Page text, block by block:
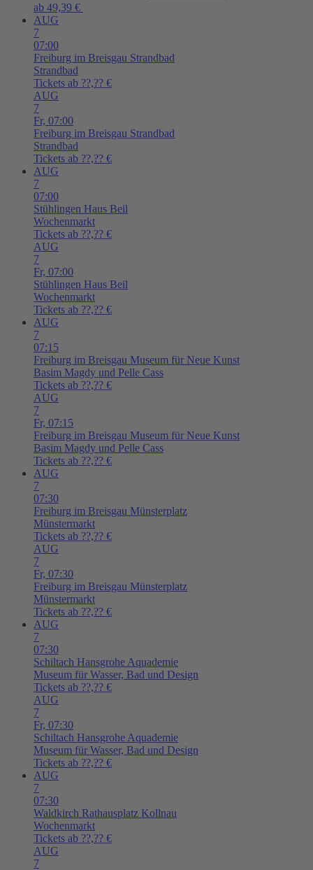
ab 49,39 €
AUG
7
07:00
Freiburg im Breisgau Strandbad
Strandbad
Tickets ab ??,?? €
AUG
7
Fr, 07:00
Freiburg im Breisgau Strandbad
Strandbad
Tickets ab ??,?? €
AUG
7
07:00
Stühlingen Haus Beil
Wochenmarkt
Tickets ab ??,?? €
AUG
7
Fr, 07:00
Stühlingen Haus Beil
Wochenmarkt
Tickets ab ??,?? €
AUG
7
07:15
Freiburg im Breisgau Museum für Neue Kunst
Basim Magdy und Pelle Cass
Tickets ab ??,?? €
AUG
7
Fr, 07:15
Freiburg im Breisgau Museum für Neue Kunst
Basim Magdy und Pelle Cass
Tickets ab ??,?? €
AUG
7
07:30
Freiburg im Breisgau Münsterplatz
Münstermarkt
Tickets ab ??,?? €
AUG
7
Fr, 07:30
Freiburg im Breisgau Münsterplatz
Münstermarkt
Tickets ab ??,?? €
AUG
7
07:30
Schiltach Hansgrohe Aquademie
Museum für Wasser, Bad und Design
Tickets ab ??,?? €
AUG
7
Fr, 07:30
Schiltach Hansgrohe Aquademie
Museum für Wasser, Bad und Design
Tickets ab ??,?? €
AUG
7
07:30
Waldkirch Rathausplatz Kollnau
Wochenmarkt
Tickets ab ??,?? €
AUG
7